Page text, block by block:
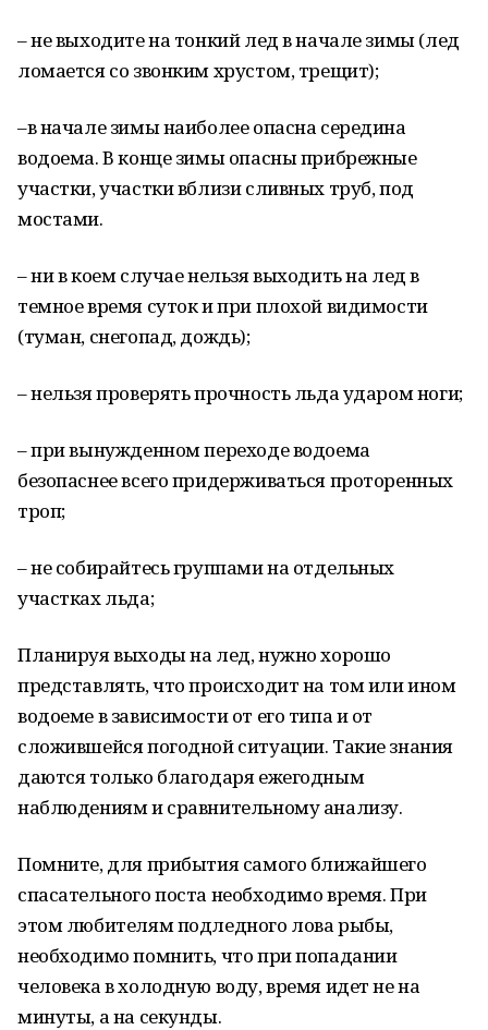
– не выходите на тонкий лед в начале зимы (лед
ломается со звонким хрустом, трещит);
–в начале зимы наиболее опасна середина
водоема. В конце зимы опасны прибрежные
участки, участки вблизи сливных труб, под
мостами.
– ни в коем случае нельзя выходить на лед в
темное время суток и при плохой видимости
(туман, снегопад, дождь);
– нельзя проверять прочность льда ударом ноги;
– при вынужденном переходе водоема
безопаснее всего придерживаться проторенных
троп;
– не собирайтесь группами на отдельных
участках льда;
Планируя выходы на лед, нужно хорошо
представлять, что происходит на том или ином
водоеме в зависимости от его типа и от
сложившейся погодной ситуации. Такие знания
даются только благодаря ежегодным
наблюдениям и сравнительному анализу.
Помните, для прибытия самого ближайшего
спасательного поста необходимо время. При
этом любителям подледного лова рыбы,
необходимо помнить, что при попадании
человека в холодную воду, время идет не на
минуты, а на секунды.